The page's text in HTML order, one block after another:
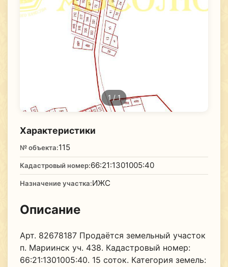
1/ 1
Характеристики
№ объекта:115
Кадастровый номер:66:21:1301005:40
Назначение участка:ИЖС
Описание
Арт. 82678187 Продаётся земельный участок
п. Мариинск уч. 438. Кадастровый номер:
66:21:1301005:40. 15 соток. Категория земель: